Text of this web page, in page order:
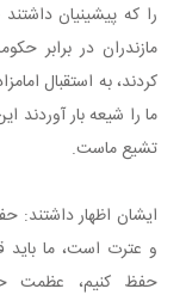
را که پيشينيان
مازندران در برابر
کردند، به استقبال
ما را شيعه بار
تشيع ماست.
ایشان اظهار داشتند:
و عترت است، ما باید
حفظ کنیم، عظمت